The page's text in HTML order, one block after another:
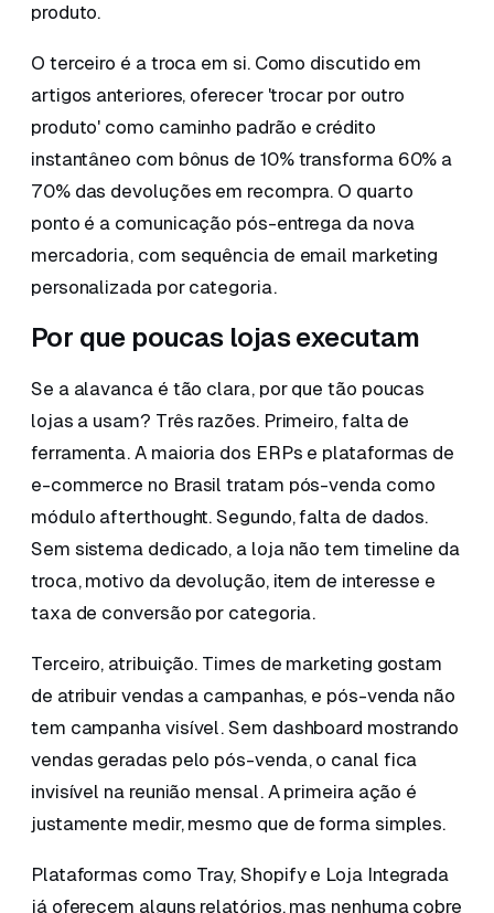
produto.
O terceiro é a troca em si. Como discutido em
artigos anteriores, oferecer 'trocar por outro
produto' como caminho padrão e crédito
instantâneo com bônus de 10% transforma 60% a
70% das devoluções em recompra. O quarto
ponto é a comunicação pós-entrega da nova
mercadoria, com sequência de email marketing
personalizada por categoria.
Por que poucas lojas executam
Se a alavanca é tão clara, por que tão poucas
lojas a usam? Três razões. Primeiro, falta de
ferramenta. A maioria dos ERPs e plataformas de
e-commerce no Brasil tratam pós-venda como
módulo afterthought. Segundo, falta de dados.
Sem sistema dedicado, a loja não tem timeline da
troca, motivo da devolução, item de interesse e
taxa de conversão por categoria.
Terceiro, atribuição. Times de marketing gostam
de atribuir vendas a campanhas, e pós-venda não
tem campanha visível. Sem dashboard mostrando
vendas geradas pelo pós-venda, o canal fica
invisível na reunião mensal. A primeira ação é
justamente medir, mesmo que de forma simples.
Plataformas como Tray, Shopify e Loja Integrada
já oferecem alguns relatórios, mas nenhuma cobre